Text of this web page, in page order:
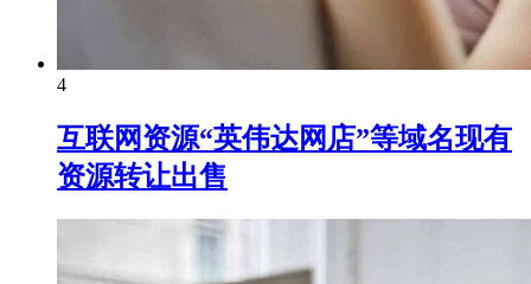
4
互联网资源“英伟达网店”等域名现有
资源转让出售